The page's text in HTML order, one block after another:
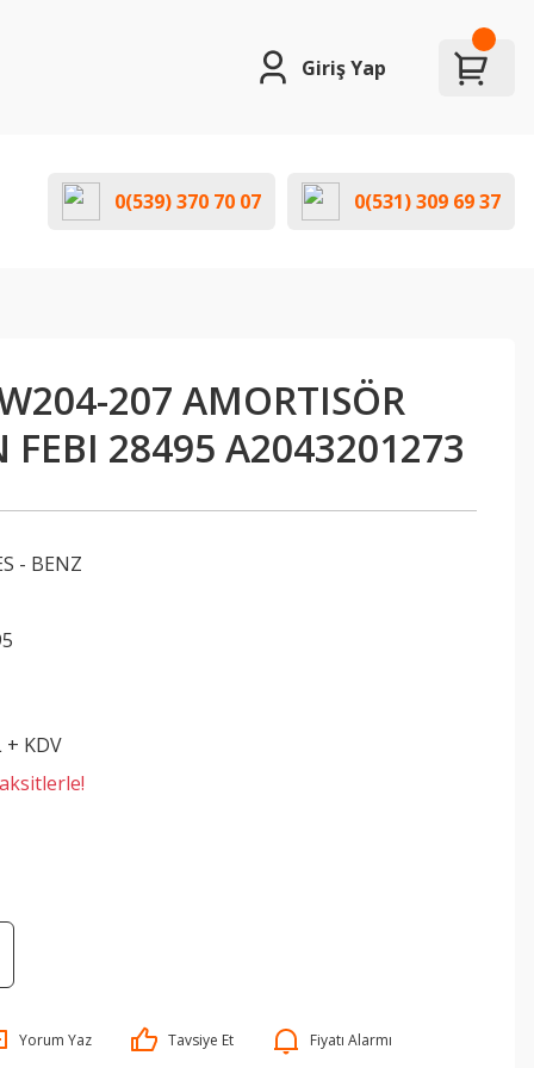
Giriş Yap
0(539) 370 70 07 0(531) 309 69 37
207 AMORTISÖR
FEBI 28495 A2043201273
- BENZ
+ KDV
Yorum Yaz Tavsiye Et Fiyatı Alarmı